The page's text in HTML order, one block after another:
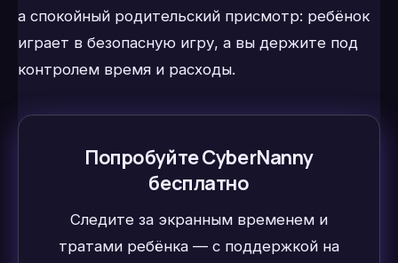
а спокойный родительский присмотр: ребёнок
играет в безопасную игру, а вы держите под
контролем время и расходы.
Попробуйте CyberNanny
бесплатно
Следите за экранным временем и
тратами ребёнка — с поддержкой на